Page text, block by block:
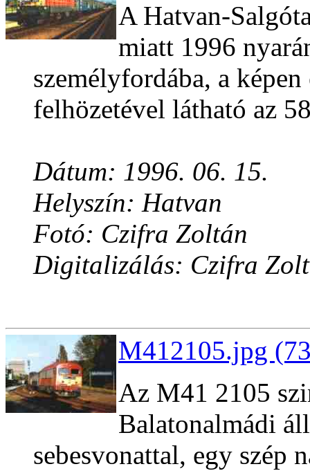
A Hatvan-
miatt 1996
személyfordába, a
felhözetével látható az
Dátum: 1996. 06. 15.
Helyszín: Hatvan
Fotó: Czifra Zoltán
Digitalizálás: Czifra
M412105.jpg
Az M41 2105
Balatonalmádi
sebesvonattal, egy szép